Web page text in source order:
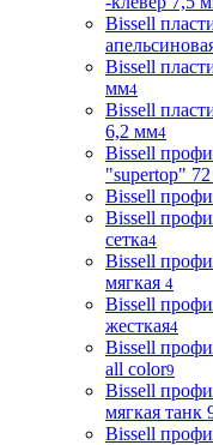
Bissell
Bissell
мм4
Bissell
6,2 мм4
Bissell
"supertop" 72
Bissell
Bissell
сетка4
Bissell
мягкая 4
Bissell
жесткая4
Bissell
all color9
Bissell
мягкая танк
Bissell